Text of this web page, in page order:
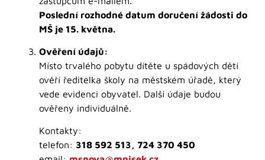
Poslední rozhodné datum doručení žádosti do
MŠ je 15. května.
Ověření údajů:
Místo trvalého pobytu dítěte u spádových dětí
ověří ředitelka školy na městském úřadě, který
vede evidenci obyvatel. Další údaje budou
ověřeny individuálně.
Kontakty:
telefon: 318 592 513, 724 370 450